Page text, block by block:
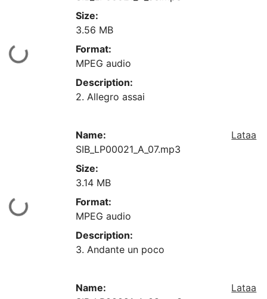
Ladataan...
Size:
3.56 MB
Format:
MPEG audio
Description:
2. Allegro assai
Ladataan...
Name:
SIB_LP00021_A_07.mp3
Size:
3.14 MB
Format:
MPEG audio
Description:
3. Andante un poco
Lataa
Name:
Lataa